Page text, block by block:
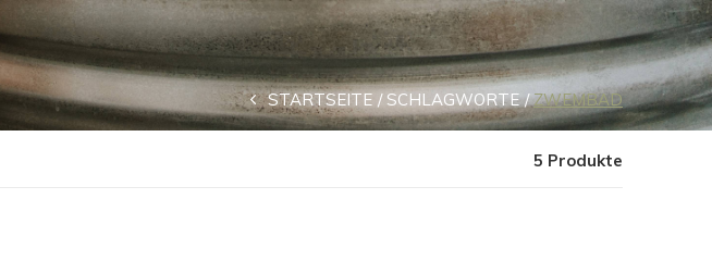
STARTSEITE SCHLAGWORTE ZWEMBAD
5 Produkte